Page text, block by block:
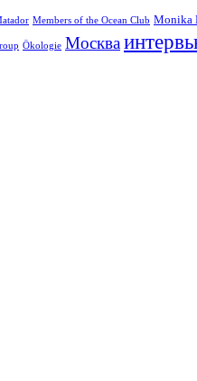
Members of the Ocean Club Monika
Ökologie Москва